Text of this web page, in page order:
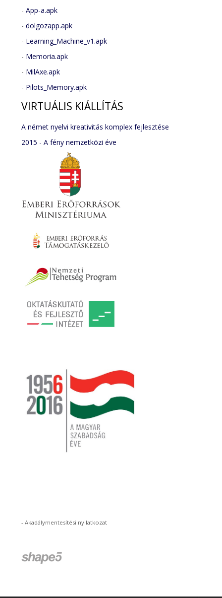
-App-a.apk
-dolgozapp.apk
- Learning_Machine_v1.apk
- Memoria.apk
- MilAxe.apk
- Pilots_Memory.apk
VIRTUÁLIS KIÁLLÍTÁS
A német nyelvi kreativitás komplex fejlesztése
2015 - A fény nemzetközi éve
-Akadálymentesítési nyilatkozat